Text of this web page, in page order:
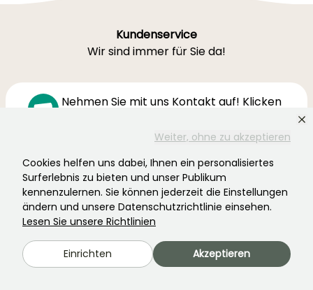
Weiter, ohne zu akzeptieren
Cookies helfen uns dabei, Ihnen ein personalisiertes
Surferlebnis zu bieten und unser Publikum
kennenzulernen. Sie können jederzeit die Einstellungen
ändern und unsere Datenschutzrichtlinie einsehen.
Lesen Sie unsere Richtlinien
Einrichten Akzeptieren
Kundenservice
Wir sind immer für Sie da!
Nehmen Sie mit uns Kontakt auf! Klicken
Montag-Freitag 8:30-19:00
Samstag 9-16h
Ferme de la Cœuillerie
1012 rue Roger Lecerf
59840 Premesques
Frankreich